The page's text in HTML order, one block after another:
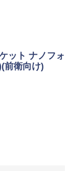
ット ナノフォ
前衛向け)